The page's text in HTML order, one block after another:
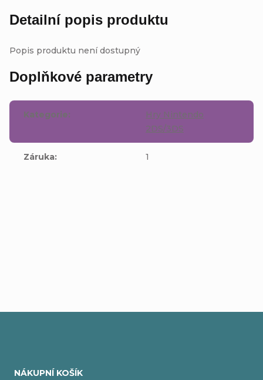
Detailní popis produktu
Popis produktu není dostupný
Doplňkové parametry
Kategorie:
Hry Nintendo
2DS/3DS
Záruka: 1
NÁKUPNÍ KOŠÍK